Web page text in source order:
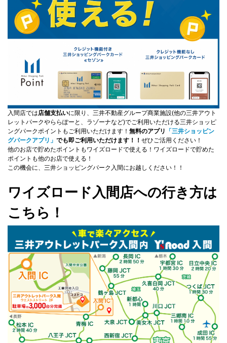
入間店では店舗支払いに限り、三井不動産グループ商業施設(他の三井アウト
レットパークやららぽーと、ラゾーナなど)でご利用いただける三井ショッピ
ングパークポイントもご利用いただけます！ 無料のアプリ
「三井ショッピン
グパークアプリ」 でも即ご利用いただけます！！ ぜひご活用ください！
他のお店で貯めたポイントもワイズロードで使える！ワイズロードで貯めた
ポイントも他のお店で使える！
この機会に、三井ショッピングパーク入間にお越しください！！
ワイズロード入間店への行き方は
こちら！